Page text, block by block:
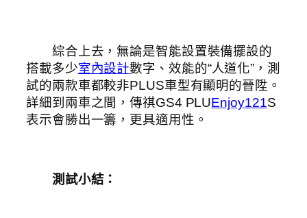
綜合上去，無論是智能設置裝備擺設的
搭載多少室內設計數字、效能的“人道化”，測
試的兩款車都較非PLUS車型有顯明的晉陞。
詳細到兩車之間，傳祺GS4 PLUEnjoy121S
表示會勝出一籌，更具適用性。
測試小結：